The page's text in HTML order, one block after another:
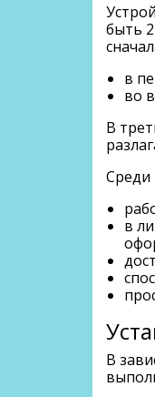
быть
в
во
В
Среди
в
В